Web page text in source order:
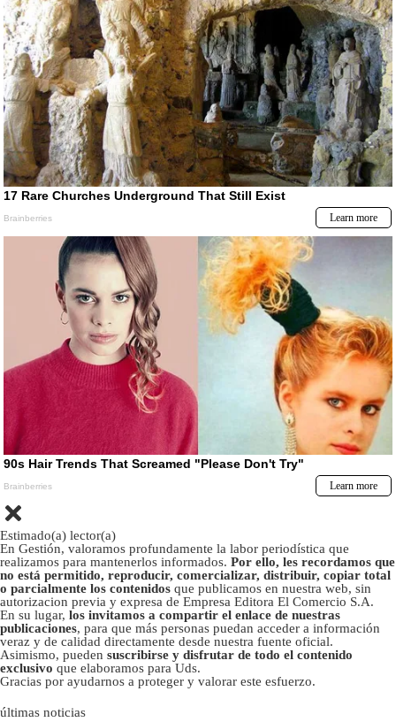
Estimado(a) lector(a)
En Gestión, valoramos profundamente la labor periodística que
realizamos para mantenerlos informados. Por ello, les recordamos que
no está permitido, reproducir, comercializar, distribuir, copiar total
o parcialmente los contenidos que publicamos en nuestra web, sin
autorizacion previa y expresa de Empresa Editora El Comercio S.A.
En su lugar, los invitamos a compartir el enlace de nuestras
publicaciones, para que más personas puedan acceder a información
veraz y de calidad directamente desde nuestra fuente oficial.
Asimismo, pueden suscribirse y disfrutar de todo el contenido
exclusivo que elaboramos para Uds.
Gracias por ayudarnos a proteger y valorar este esfuerzo.
últimas noticias